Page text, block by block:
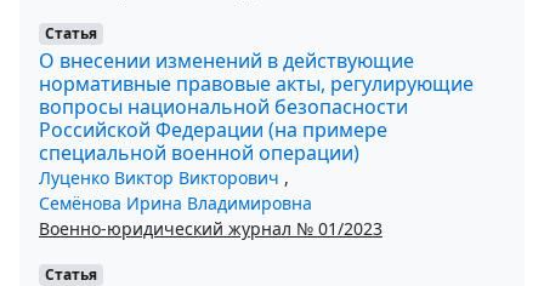
Статья
О внесении изменений в действующие
нормативные правовые акты, регулирующие
вопросы национальной безопасности
Российской Федерации (на примере
специальной военной операции)
Луценко Виктор Викторович ,
Семёнова Ирина Владимировна
Военно-юридический журнал № 01/2023
Статья